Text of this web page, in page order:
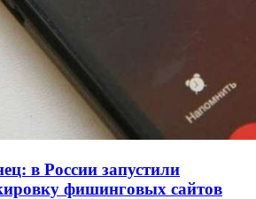
в Волгограде пройдёт
Года единства народов
в России запустили
фишинговых сайтов